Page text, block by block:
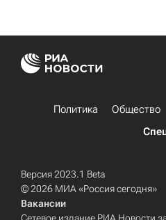
Политика Общество
Версия 2023.1 Beta
© 2026 МИА «Россия сегодня»
Вакансии